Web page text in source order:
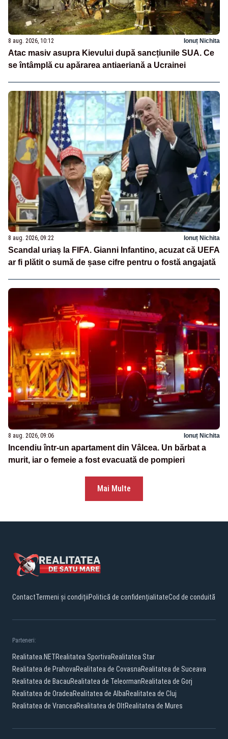
8 aug. 2026, 10:12 Ionuț Nichita
Atac masiv asupra Kievului după sancțiunile SUA. Ce
se întâmplă cu apărarea antiaeriană a Ucrainei
8 aug. 2026, 09:22 Ionuț Nichita
Scandal uriaș la FIFA. Gianni Infantino, acuzat că UEFA
ar fi plătit o sumă de șase cifre pentru o fostă angajată
8 aug. 2026, 09:06 Ionuț Nichita
Incendiu într-un apartament din Vâlcea. Un bărbat a
murit, iar o femeie a fost evacuată de pompieri
Mai Multe
ContactTermeni și condițiiPolitică de confidențialitateCod de conduită
Parteneri:
Realitatea.NETRealitatea SportivaRealitatea Star
Realitatea de PrahovaRealitatea de CovasnaRealitatea de Suceava
Realitatea de BacauRealitatea de TeleormanRealitatea de Gorj
Realitatea de OradeaRealitatea de AlbaRealitatea de Cluj
Realitatea de VranceaRealitatea de OltRealitatea de Mures